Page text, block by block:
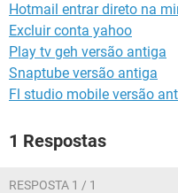
Hotmail entrar direto na
Excluir conta yahoo
Play tv geh versão antiga
Snaptube versão antiga
Fl studio mobile versão
1 Respostas
RESPOSTA 1 / 1